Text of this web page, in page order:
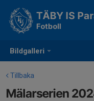
Bildgalleri
TÄBY IS
Fotboll
Tillbaka
Mälarserien